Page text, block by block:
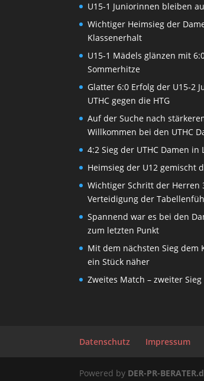
U15-1 Juniorinnen bleiben
Wichtiger Heimsieg der
Klassenerhalt
U15-1 Mädels glänzen mit
Sommerhitze
Glatter 6:0 Erfolg der U15-2
UTHC gegen die HTG
Auf der Suche nach
Willkommen bei den UTHC
4:2 Sieg der UTHC Damen in
Heimsieg der U12 gemischt
Wichtiger Schritt der Herren
Verteidigung der
Spannend war es bei den
zum letzten Punkt
Mit dem nächsten Sieg dem
ein Stück näher
Zweites Match – zweiter Sieg
Datenschutz Impressum
Powered by DER-PR-